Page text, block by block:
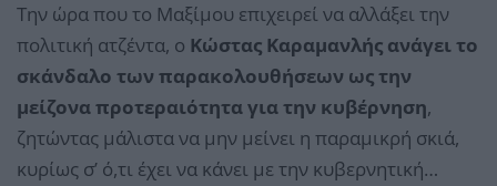
Την ώρα που το Μαξίμου επιχειρεί να αλλάξει την
πολιτική ατζέντα, ο Κώστας Καραμανλής ανάγει το
σκάνδαλο των παρακολουθήσεων ως την
μείζονα προτεραιότητα για την κυβέρνηση,
ζητώντας μάλιστα να μην μείνει η παραμικρή σκιά,
κυρίως σ’ ό,τι έχει να κάνει με την κυβερνητική…